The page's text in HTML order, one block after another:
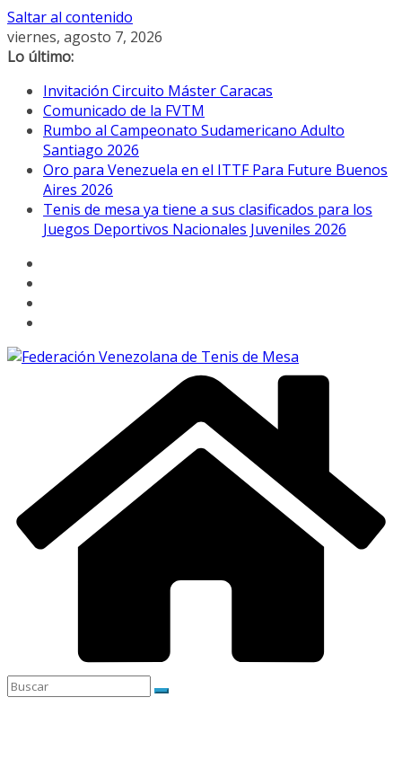
Saltar al contenido
viernes, agosto 7, 2026
Lo último:
Invitación Circuito Máster Caracas
Comunicado de la FVTM
Rumbo al Campeonato Sudamericano Adulto
Santiago 2026
Oro para Venezuela en el ITTF Para Future Buenos
Aires 2026
Tenis de mesa ya tiene a sus clasificados para los
Juegos Deportivos Nacionales Juveniles 2026